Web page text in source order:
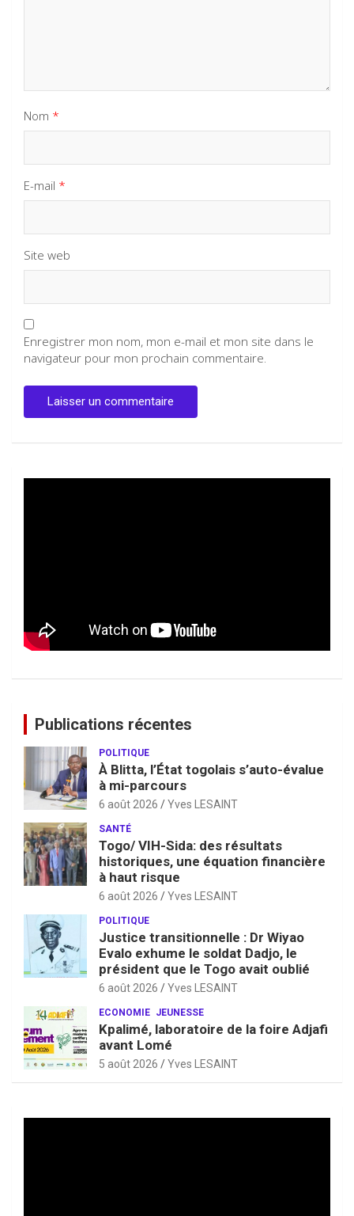
Nom *
E-mail *
Site web
Enregistrer mon nom, mon e-mail et mon site dans le
navigateur pour mon prochain commentaire.
Publications récentes
POLITIQUE
À Blitta, l’État togolais s’auto-évalue
à mi-parcours
6 août 2026 Yves LESAINT
SANTÉ
Togo/ VIH-Sida: des résultats
historiques, une équation financière
à haut risque
6 août 2026 Yves LESAINT
POLITIQUE
Justice transitionnelle : Dr Wiyao
Evalo exhume le soldat Dadjo, le
président que le Togo avait oublié
6 août 2026 Yves LESAINT
ECONOMIE JEUNESSE
Kpalimé, laboratoire de la foire Adjafi
avant Lomé
5 août 2026 Yves LESAINT